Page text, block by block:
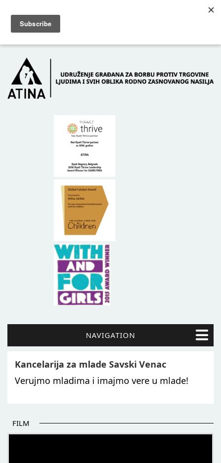
POČETNA O NAMA
NAVIGATION
Kancelarija za mlade Savski Venac
Verujmo mladima i imajmo vere u mlade!
FILM